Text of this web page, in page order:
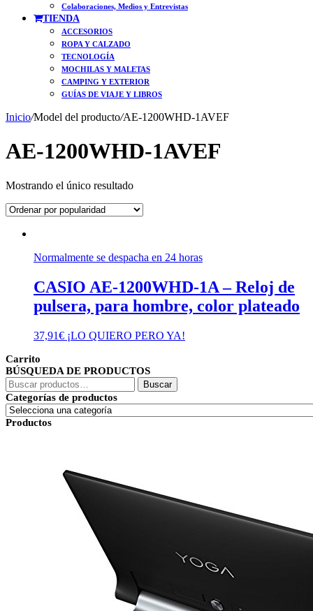
Colaboraciones, Medios y Entrevistas
TIENDA
ACCESORIOS
ROPA Y CALZADO
TECNOLOGÍA
MOCHILAS Y MALETAS
CAMPING Y EXTERIOR
GUÍAS DE VIAJE Y LIBROS
Inicio/Model del producto/AE-1200WHD-1AVEF
AE-1200WHD-1AVEF
Mostrando el único resultado
Normalmente se despacha en 24 horas
CASIO AE-1200WHD-1A – Reloj de
pulsera, para hombre, color plateado
37,91€ ¡LO QUIERO PERO YA!
Carrito
BÚSQUEDA DE PRODUCTOS
Buscar
por:
Buscar
Categorías de productos
Productos